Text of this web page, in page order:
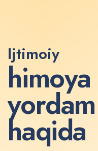
Ijtimoiy
himoya
yordam
haqida